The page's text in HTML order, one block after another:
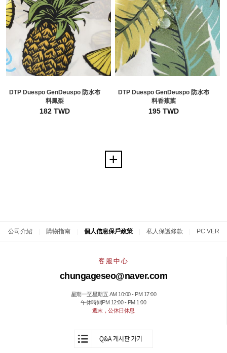
DTP Duespo GenDeuspo 防水布
料鳳梨
182 TWD
DTP Duespo GenDeuspo 防水布
料香蕉葉
195 TWD
公司介紹 購物指南 個人信息保戶政策 私人保護條款 PC VER
客服中心
chungageseo@naver.com
星期一至星期五 AM 10:00 - PM 17:00
午休時間PM 12:00 - PM 1:00
週末，公休日休息